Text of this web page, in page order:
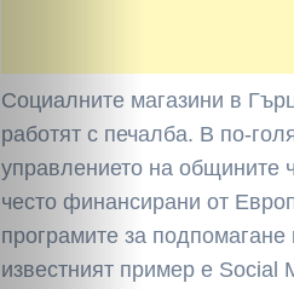
Социалните магазини в
работят с печалба. В по-
управлението на общините
често финансирани от
програмите за
известният пример е Social